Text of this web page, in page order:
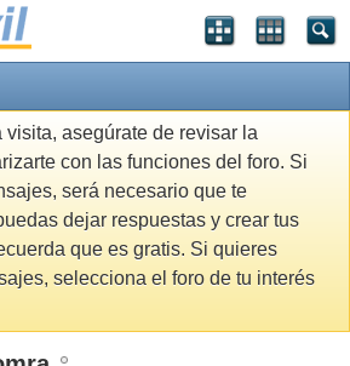
visita, asegúrate de revisar la
con las funciones del foro. Si
será necesario que te
dejar respuestas y crear tus
que es gratis. Si quieres
selecciona el foro de tu interés